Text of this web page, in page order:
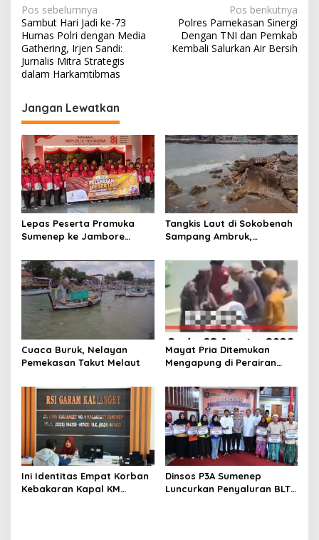
N
a
v
i
a
s
i
p
o
s
Pos sebelumnya
Sambut Hari Jadi ke-73
Humas Polri dengan Media
Gathering, Irjen Sandi:
Jurnalis Mitra Strategis
dalam Harkamtibmas
Pos berikutnya
Polres Pamekasan Sinergi
Dengan TNI dan Pemkab
Kembali Salurkan Air Bersih
Jangan Lewatkan
Lepas Peserta Pramuka
Sumenep ke Jambore
Wabup KH Imam Hasyim
Tangkis Laut di Sokobenah
Sampang Ambruk,
Warga
Cuaca Buruk, Nelayan
Pemekasan Takut Melaut
Mayat Pria Ditemukan
Mengapung di Perairan
Sumenep
Ini Identitas Empat Korban
Kebakaran Kapal KM
Dinsos P3A Sumenep
Luncurkan Penyaluran BLT